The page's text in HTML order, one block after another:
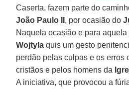
Caserta, fazem parte do
João Paulo II , por ocasião do
Naquela ocasião e para
Wojtyla quis um gesto
perdão pelas culpas e os erros
cristãos e pelos homens da
A iniciativa, que provocou a